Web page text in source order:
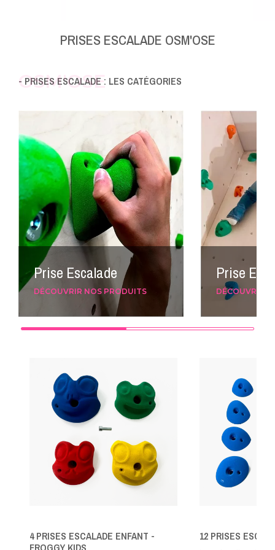
PRISES ESCALADE OSM'OSE
- PRISES ESCALADE : LES CATÉGORIES
OSM'OSE
Prise Escalade
DÉCOUVRIR NOS PRODUITS
Prise
DÉCOUVRIR
4 PRISES ESCALADE ENFANT -
12 PRISES